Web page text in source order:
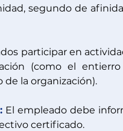
segundo de
participar en
(como el
la organización).
El empleado debe
certificado.